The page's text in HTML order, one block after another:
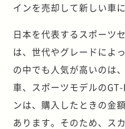
インを売却して新しい車
日本を代表するスポーツ
は、世代やグレードによ
の中でも人気が高いのは
車、スポーツモデルの
ンは、購入したときの金
あります。そのため、ス